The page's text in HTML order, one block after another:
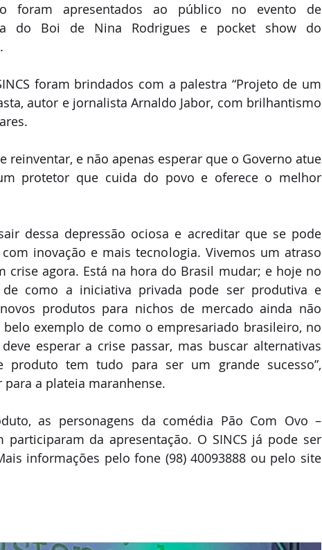
foram apresentados ao público no evento de
do Boi de Nina Rodrigues e pocket show do
foram brindados com a palestra “Projeto de um
autor e jornalista Arnaldo Jabor, com brilhantismo
reinventar, e não apenas esperar que o Governo atue
protetor que cuida do povo e oferece o melhor
dessa depressão ociosa e acreditar que se pode
inovação e mais tecnologia. Vivemos um atraso
agora. Está na hora do Brasil mudar; e hoje no
como a iniciativa privada pode ser produtiva e
produtos para nichos de mercado ainda não
belo exemplo de como o empresariado brasileiro, no
esperar a crise passar, mas buscar alternativas
produto tem tudo para ser um grande sucesso”,
a plateia maranhense.
as personagens da comédia Pão Com Ovo –
participaram da apresentação. O SINCS já pode ser
informações pelo fone (98) 40093888 ou pelo site